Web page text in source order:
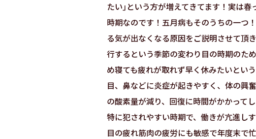
たい｣という方が増えてきてます！実は
時期なのです！五月病もそのうちの一つ
る気が出なくなる原因をご説明させて頂
行するという季節の変わり目の時期のた
め寝ても疲れが取れず早く休みたいとい
目、鼻などに炎症が起きやすく、体の興
の酸素量が減り、回復に時間がかかって
特に犯されやすい時期で、働きが亢進し
目の疲れ筋肉の疲労にも敏感で年度末で